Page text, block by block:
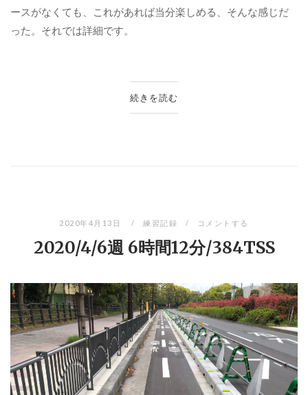
ースがなくても、これがあれば当分楽しめる、そんな感じだ
った。それでは詳細です。
続きを読む
2020年4月13日 練習記録 コメントする
2020/4/6週 6時間12分/384TSS